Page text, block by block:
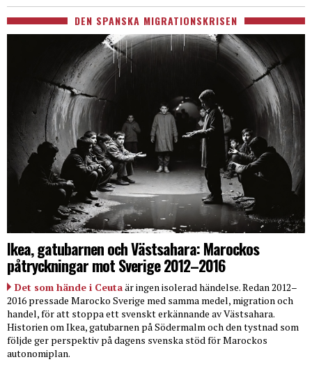
DEN SPANSKA MIGRATIONSKRISEN
Ikea, gatubarnen och Västsahara: Marockos
påtryckningar mot Sverige 2012–2016
Det som hände i Ceutaär ingen isolerad händelse. Redan 2012–
2016 pressade Marocko Sverige med samma medel, migration och
handel, för att stoppa ett svenskt erkännande av Västsahara.
Historien om Ikea, gatubarnen på Södermalm och den tystnad som
följde ger perspektiv på dagens svenska stöd för Marockos
autonomiplan.